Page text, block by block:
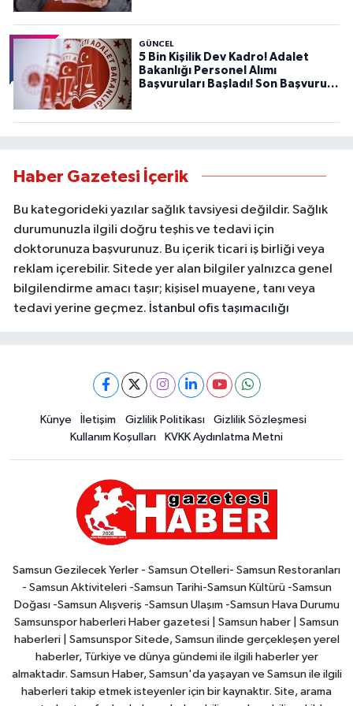
GÜNCEL
5 Bin Kişilik Dev Kadro! Adalet
Bakanlığı Personel Alımı
Başvuruları Başladı! Son Başvuru
Haber Gazetesi İçerik
Bu kategorideki yazılar sağlık tavsiyesi değildir. Sağlık
durumunuzla ilgili doğru teşhis ve tedavi için
doktorunuza başvurunuz. Bu içerik ticari iş birliği veya
reklam içerebilir. Sitede yer alan bilgiler yalnızca genel
bilgilendirme amacı taşır; kişisel muayene, tanı veya
tedavi yerine geçmez. İstanbul ofis taşımacılığı
Künye İletişim Gizlilik Politikası
Gizlilik Sözleşmesi
Kullanım Koşulları
KVKK Aydınlatma Metni
Samsun Gezilecek Yerler - Samsun Otelleri- Samsun Restoranları
- Samsun Aktiviteleri -Samsun Tarihi-Samsun Kültürü -Samsun
Doğası -Samsun Alışveriş -Samsun Ulaşım -Samsun Hava Durumu
Samsunspor haberleri Haber gazetesi | Samsun haber | Samsun
haberleri | Samsunspor Sitede, Samsun ilinde gerçekleşen yerel
haberler, Türkiye ve dünya gündemi ile ilgili haberler yer
almaktadır. Samsun Haber, Samsun'da yaşayan ve Samsun ile ilgili
haberleri takip etmek isteyenler için bir kaynaktır. Site, arama